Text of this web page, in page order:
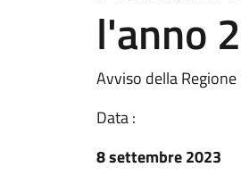
l'anno
Avviso della
Data :
8 settembre 2023